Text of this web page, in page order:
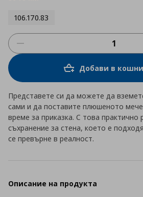
106.170.83
Добави в
Представете си да можете да
сами и да поставите плюшеното
време за приказка. С това практично
съхранение за стена, което е
се превърне в реалност.
Описание на продукта